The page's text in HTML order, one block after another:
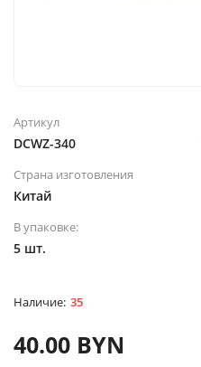
Артикул
DCWZ-340
Страна изготовления
Китай
В упаковке:
5 шт.
35
40.00 BYN